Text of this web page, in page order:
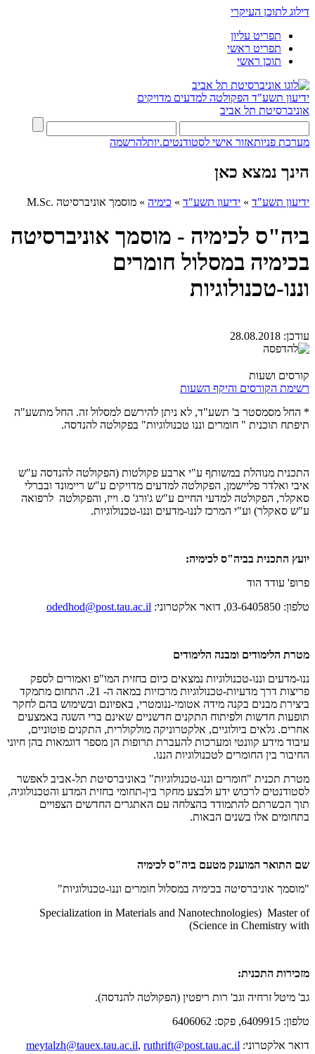
דילוג לתוכן העיקרי
תפריט עליון
תפריט ראשי
תוכן ראשי
ידיעון תשע"ד הפקולטה למדעים מדויקים
אוניברסיטת תל אביב
מערכת פניותאזור אישי לסטודנטים.יותלהרשמה
הינך נמצא כאן
ידיעון תשע"ד » ידיעון תשע"ד » כימיה » מוסמך אוניברסיטה .M.Sc
ביה"ס לכימיה - מוסמך אוניברסיטה
בכימיה במסלול חומרים
וננו-טכנולוגיות
עודכן: 28.08.2018
קורסים ושעות
רשימת הקורסים והיקף השעות
* החל מסמסטר ב' תשע"ד, לא ניתן להירשם למסלול זה. החל מתשע"ה
תיפתח תוכנית " חומרים וננו טכנולוגיות" בפקולטה להנדסה.
התכנית מנוהלת במשותף ע"י ארבע פקולטות (הפקולטה להנדסה ע"ש
איבי ואלדר פליישמן, הפקולטה למדעים מדויקים ע"ש ריימונד ובברלי
סאקלר, הפקולטה למדעי החיים ע"ש ג'ורג' ס. וייז, והפקולטה לרפואה
ע"ש סאקלר) וע"י המרכז לננו-מדעים וננו-טכנולוגיות.
יועץ התכנית בביה"ס לכימיה:
פרופ' עודד הוד
טלפון: 03-6405850, דואר אלקטרוני:
odedhod@post.tau.ac.il
מטרת הלימודים ומבנה הלימודים
ננו-מדעים וננו-טכנולוגיות נמצאים כיום בחזית המו"פ ואמורים לספק
פריצות דרך מדעיות-טכנולוגיות מרכזיות במאה ה- 21. התחום מתמקד
ביצירת מבנים בקנה מידה אטומי-ננומטרי, באפיונם ובשימוש בהם לחקר
תופעות חדשות ולפיתוח התקנים חדשניים שאינם ברי השגה באמצעים
אחרים. גלאים ביולוגיים, אלקטרוניקה מולקולרית, התקנים פוטוניים,
עיבוד מידע קוונטי ומערכות להעברת תרופות הן מספר דוגמאות בהן חיוני
החיבור בין החומרים לטכנולוגיות הננו.
מטרת תכנית "חומרים וננו-טכנולוגיות" באוניברסיטת תל-אביב לאפשר
לסטודנטים לרכוש ידע ולבצע מחקר בין-תחומי בחזית המדע והטכנולוגיה,
תוך הכשרתם להתמודד בהצלחה עם האתגרים החדשים הצפויים
בתחומים אלו בשנים הבאות.
שם התואר המוענק מטעם ביה"ס לכימיה
"מוסמך אוניברסיטה בכימיה במסלול חומרים וננו-טכנולוגיות"
Specialization in Materials and Nanotechnologies) Master of
Science in Chemistry with)
מזכירות התכנית:
גב' מיטל זרחיה וגב' רות ריפטין (הפקולטה להנדסה).
טלפון: 6409915, פקס: 6406062
דואר אלקטרוני:
meytalzh@tauex.tau.ac.il, ruthrift@post.tau.ac.il